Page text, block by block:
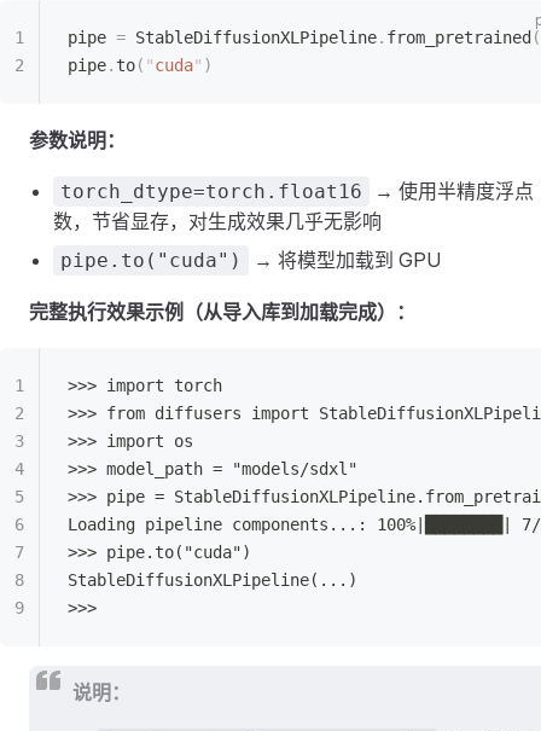
pipe = StableDiffusionXLPipeline. from_pretrained (
pipe. to( "cuda" )
参数说明：
torch_dtype=torch.float16
→ 使用半精度浮点
数，节省显存，对生成效果几乎无影响
pipe.to("cuda") → 将模型加载到 GPU
完整执行效果示例（从导入库到加载完成）：
>>> import torch
>>> from diffusers import
>>> import os
>>> model_path = "models/sdxl"
>>> pipe =
Loading pipeline components...:
>>> pipe.to("cuda")
StableDiffusionXLPipeline(...)
>>>
说明：